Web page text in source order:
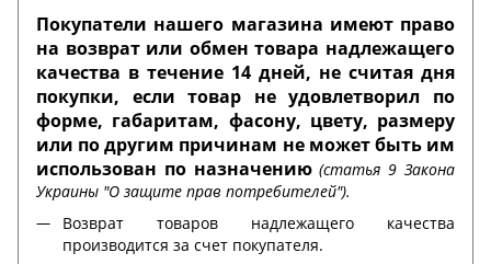
Покупатели нашего магазина имеют право
на возврат или обмен товара надлежащего
качества в течение 14 дней, не считая дня
покупки, если товар не удовлетворил по
форме, габаритам, фасону, цвету, размеру
или по другим причинам не может быть им
использован по назначению(статья 9 Закона
Украины "О защите прав потребителей").
Возврат товаров надлежащего качества
производится за счет покупателя.